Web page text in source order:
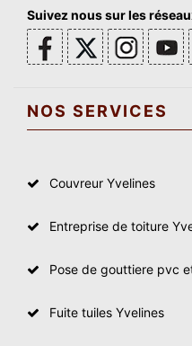
Suivez nous sur les
NOS SERVICES
Couvreur Yvelines
Entreprise de toiture
Pose de gouttiere pvc
Fuite tuiles Yvelines